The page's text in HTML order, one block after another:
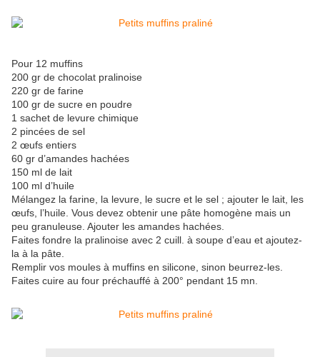
Pour 12 muffins
200 gr de chocolat pralinoise
220 gr de farine
100 gr de sucre en poudre
1 sachet de levure chimique
2 pincées de sel
2 œufs entiers
60 gr d’amandes hachées
150 ml de lait
100 ml d’huile
Mélangez la farine, la levure, le sucre et le sel ; ajouter le lait, les
œufs, l’huile. Vous devez obtenir une pâte homogène mais un
peu granuleuse. Ajouter les amandes hachées.
Faites fondre la pralinoise avec 2 cuill. à soupe d’eau et ajoutez-
la à la pâte.
Remplir vos moules à muffins en silicone, sinon beurrez-les.
Faites cuire au four préchauffé à 200° pendant 15 mn.